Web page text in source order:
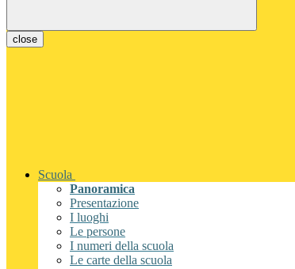
close
Scuola
Panoramica
Presentazione
I luoghi
Le persone
I numeri della scuola
Le carte della scuola